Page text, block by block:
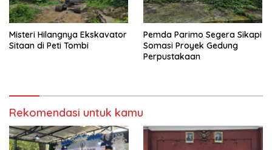
Misteri Hilangnya Ekskavator
Sitaan di Peti Tombi
Pemda Parimo Segera Sikapi
Somasi Proyek Gedung
Perpustakaan
Rekomendasi untuk kamu